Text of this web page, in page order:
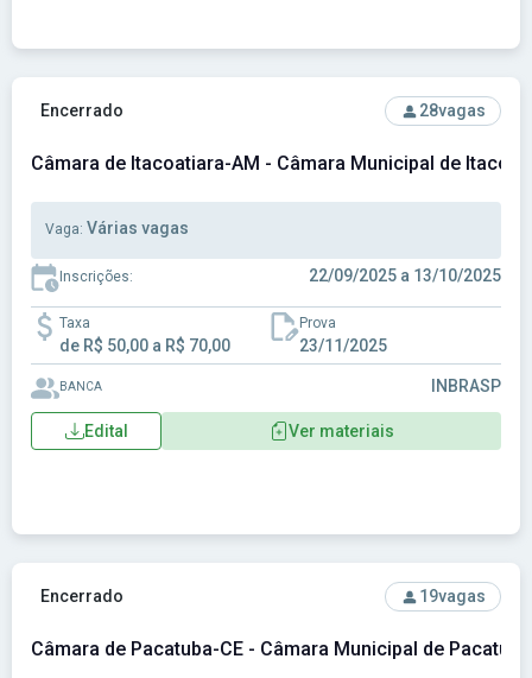
Ver concurso: Câmara de Itacoatiara-AM - Câmara
Encerrado 28vagas
Câmara de Itacoatiara-AM - Câmara Municipal de
Vaga: Várias vagas
Inscrições: 22/09/2025 a 13/10/2025
Taxa
de R$ 50,00 a R$ 70,00
Prova
23/11/2025
BANCA INBRASP
Edital Ver materiais
Ver concurso: Câmara de Pacatuba-CE - Câmara Municipal
Encerrado 19vagas
Câmara de Pacatuba-CE - Câmara Municipal de